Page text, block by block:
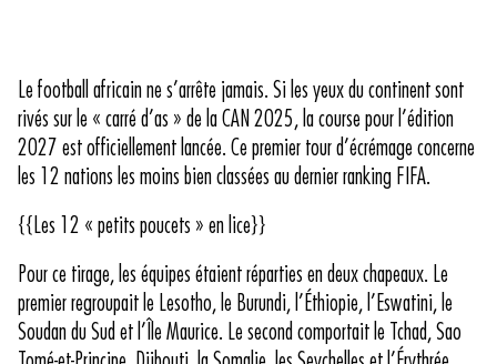
Le football africain ne s’arrête jamais. Si les yeux du continent sont
rivés sur le « carré d’as » de la CAN 2025, la course pour l’édition
2027 est officiellement lancée. Ce premier tour d’écrémage concerne
les 12 nations les moins bien classées au dernier ranking FIFA.
{{Les 12 « petits poucets » en lice}}
Pour ce tirage, les équipes étaient réparties en deux chapeaux. Le
premier regroupait le Lesotho, le Burundi, l’Éthiopie, l’Eswatini, le
Soudan du Sud et l’Île Maurice. Le second comportait le Tchad, Sao